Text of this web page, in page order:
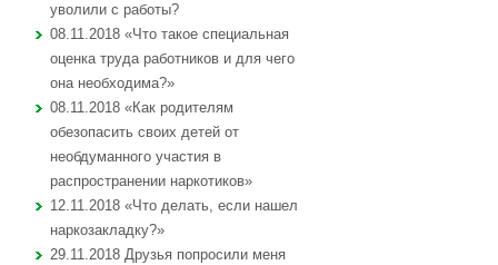
уволили с работы?
08.11.2018 «Что такое специальная
оценка труда работников и для чего
она необходима?»
08.11.2018 «Как родителям
обезопасить своих детей от
необдуманного участия в
распространении наркотиков»
12.11.2018 «Что делать, если нашел
наркозакладку?»
29.11.2018 Друзья попросили меня